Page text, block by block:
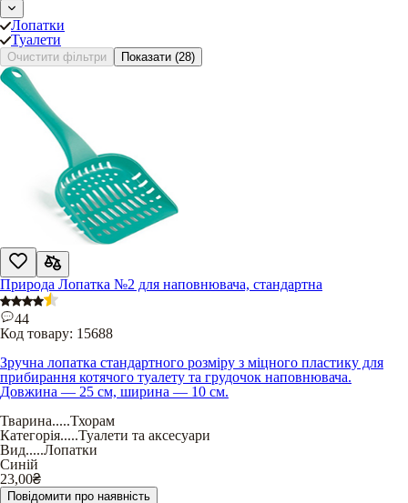
Лопатки
Туалети
Очистити фільтри Показати (28)
Природа Лопатка №2 для наповнювача, стандартна
44
Код товару: 15688
Зручна лопатка стандартного розміру з міцного пластику для
прибирання котячого туалету та грудочок наповнювача.
Довжина — 25 см, ширина — 10 см.
Тварина.....Тхорам
Категорія.....Туалети та аксесуари
Вид.....Лопатки
Синій
23,00₴
Повідомити про наявність